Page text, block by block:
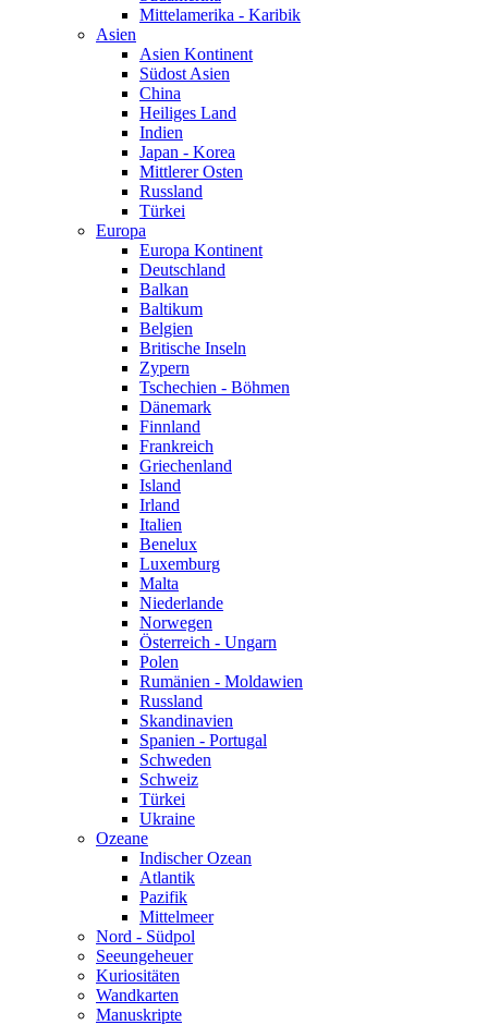
Mittelamerika - Karibik
Asien
Asien Kontinent
Südost Asien
China
Heiliges Land
Indien
Japan - Korea
Mittlerer Osten
Russland
Türkei
Europa
Europa Kontinent
Deutschland
Balkan
Baltikum
Belgien
Britische Inseln
Zypern
Tschechien - Böhmen
Dänemark
Finnland
Frankreich
Griechenland
Island
Irland
Italien
Benelux
Luxemburg
Malta
Niederlande
Norwegen
Österreich - Ungarn
Polen
Rumänien - Moldawien
Russland
Skandinavien
Spanien - Portugal
Schweden
Schweiz
Türkei
Ukraine
Ozeane
Indischer Ozean
Atlantik
Pazifik
Mittelmeer
Nord - Südpol
Seeungeheuer
Kuriositäten
Wandkarten
Manuskripte